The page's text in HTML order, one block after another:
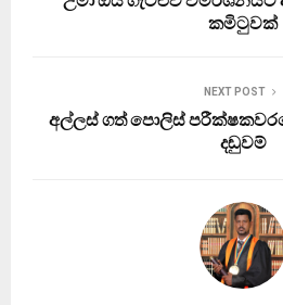
කමිටුවක්
NEXT POST
අල්ලස් ගත් පොලිස්
දඬුවම්